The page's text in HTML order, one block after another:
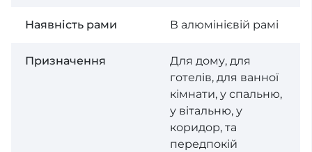
Наявність рами В алюмінієвій рамі
Призначення
Для дому, для
готелів, для ванної
кімнати, у спальню,
у вітальню, у
коридор, та
передпокій